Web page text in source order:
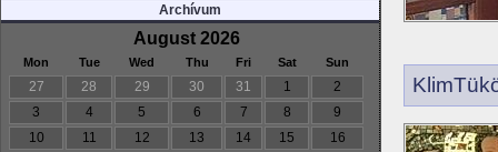
Archívum
August 2026
Mon Tue Wed Thu Fri Sat Sun
27 28 29 30 31 1
2
3
4 5 6 7 8
9
10
11 12 13 14 15
16